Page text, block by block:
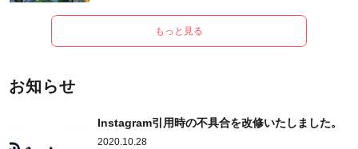
もっと見る
お知らせ
Instagram引用時の不具合を改修いたしました。
2020.10.28